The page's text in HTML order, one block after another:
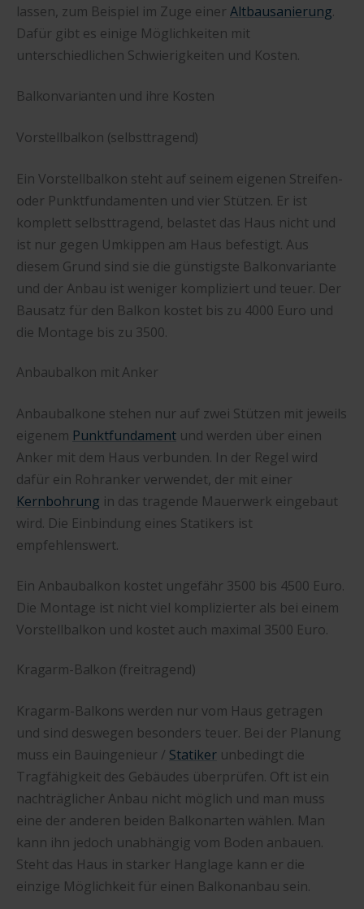
lassen, zum Beispiel im Zuge einer Altbausanierung.
Dafür gibt es einige Möglichkeiten mit
unterschiedlichen Schwierigkeiten und Kosten.
Balkonvarianten und ihre Kosten
Vorstellbalkon (selbsttragend)
Ein Vorstellbalkon steht auf seinem eigenen Streifen-
oder Punktfundamenten und vier Stützen. Er ist
komplett selbsttragend, belastet das Haus nicht und
ist nur gegen Umkippen am Haus befestigt. Aus
diesem Grund sind sie die günstigste Balkonvariante
und der Anbau ist weniger kompliziert und teuer. Der
Bausatz für den Balkon kostet bis zu 4000 Euro und
die Montage bis zu 3500.
Anbaubalkon mit Anker
Anbaubalkone stehen nur auf zwei Stützen mit jeweils
eigenem Punktfundament und werden über einen
Anker mit dem Haus verbunden. In der Regel wird
dafür ein Rohranker verwendet, der mit einer
Kernbohrung in das tragende Mauerwerk eingebaut
wird. Die Einbindung eines Statikers ist
empfehlenswert.
Ein Anbaubalkon kostet ungefähr 3500 bis 4500 Euro.
Die Montage ist nicht viel komplizierter als bei einem
Vorstellbalkon und kostet auch maximal 3500 Euro.
Kragarm-Balkon (freitragend)
Kragarm-Balkons werden nur vom Haus getragen
und sind deswegen besonders teuer. Bei der Planung
muss ein Bauingenieur / Statiker unbedingt die
Tragfähigkeit des Gebäudes überprüfen. Oft ist ein
nachträglicher Anbau nicht möglich und man muss
eine der anderen beiden Balkonarten wählen. Man
kann ihn jedoch unabhängig vom Boden anbauen.
Steht das Haus in starker Hanglage kann er die
einzige Möglichkeit für einen Balkonanbau sein.